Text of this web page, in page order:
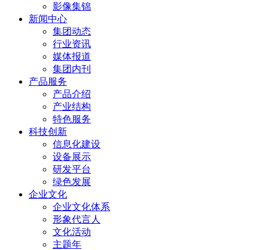
影像集锦
新闻中心
集团动态
行业资讯
媒体报道
集团内刊
产品服务
产品介绍
产业结构
特色服务
科技创新
信息化建设
设备展示
研发平台
绿色发展
企业文化
企业文化体系
形象代言人
文化活动
主题年